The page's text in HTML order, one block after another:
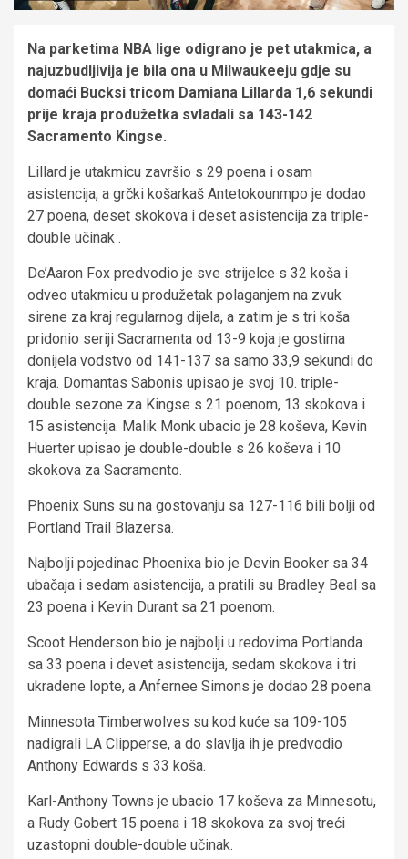
Na parketima NBA lige odigrano je pet utakmica, a
najuzbudljivija je bila ona u Milwaukeeju gdje su
domaći Bucksi tricom Damiana Lillarda 1,6 sekundi
prije kraja produžetka svladali sa 143-142
Sacramento Kingse.
Lillard je utakmicu završio s 29 poena i osam
asistencija, a grčki košarkaš Antetokounmpo je dodao
27 poena, deset skokova i deset asistencija za triple-
double učinak .
De’Aaron Fox predvodio je sve strijelce s 32 koša i
odveo utakmicu u produžetak polaganjem na zvuk
sirene za kraj regularnog dijela, a zatim je s tri koša
pridonio seriji Sacramenta od 13-9 koja je gostima
donijela vodstvo od 141-137 sa samo 33,9 sekundi do
kraja. Domantas Sabonis upisao je svoj 10. triple-
double sezone za Kingse s 21 poenom, 13 skokova i
15 asistencija. Malik Monk ubacio je 28 koševa, Kevin
Huerter upisao je double-double s 26 koševa i 10
skokova za Sacramento.
Phoenix Suns su na gostovanju sa 127-116 bili bolji od
Portland Trail Blazersa.
Najbolji pojedinac Phoenixa bio je Devin Booker sa 34
ubačaja i sedam asistencija, a pratili su Bradley Beal sa
23 poena i Kevin Durant sa 21 poenom.
Scoot Henderson bio je najbolji u redovima Portlanda
sa 33 poena i devet asistencija, sedam skokova i tri
ukradene lopte, a Anfernee Simons je dodao 28 poena.
Minnesota Timberwolves su kod kuće sa 109-105
nadigrali LA Clipperse, a do slavlja ih je predvodio
Anthony Edwards s 33 koša.
Karl-Anthony Towns je ubacio 17 koševa za Minnesotu,
a Rudy Gobert 15 poena i 18 skokova za svoj treći
uzastopni double-double učinak.